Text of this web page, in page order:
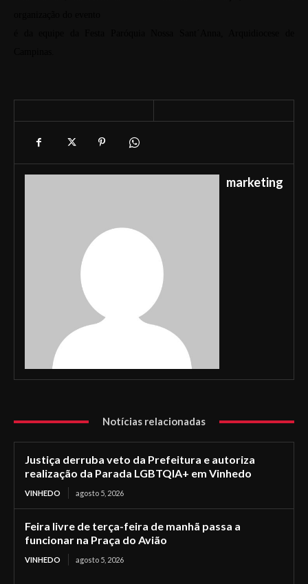
marketing
Notícias relacionadas
Justiça derruba veto da Prefeitura e autoriza
realização da Parada LGBTQIA+ em Vinhedo
VINHEDO agosto 5, 2026
Feira livre de terça-feira de manhã passa a
funcionar na Praça do Avião
VINHEDO agosto 5, 2026